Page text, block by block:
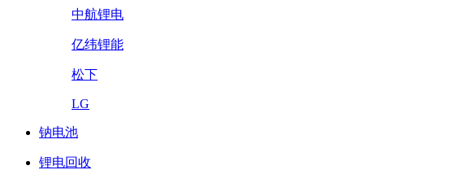
中航锂电
亿纬锂能
松下
LG
钠电池
锂电回收